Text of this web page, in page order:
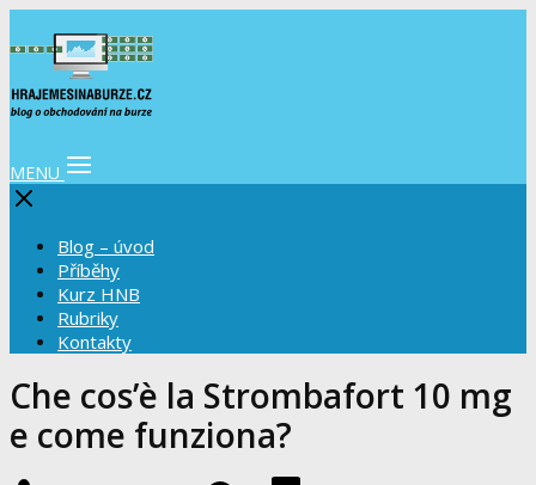
MENU
Blog – úvod
Příběhy
Kurz HNB
Rubriky
Kontakty
Che cos’è la Strombafort 10 mg
e come funziona?